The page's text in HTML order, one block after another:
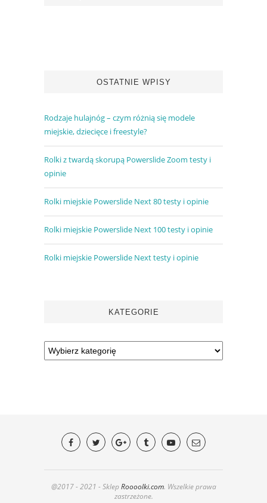
OSTATNIE WPISY
Rodzaje hulajnóg – czym różnią się modele
miejskie, dziecięce i freestyle?
Rolki z twardą skorupą Powerslide Zoom testy i
opinie
Rolki miejskie Powerslide Next 80 testy i opinie
Rolki miejskie Powerslide Next 100 testy i opinie
Rolki miejskie Powerslide Next testy i opinie
KATEGORIE
@2017 - 2021 - SklepRoooolki.com. Wszelkie prawa
zastrzeżone.